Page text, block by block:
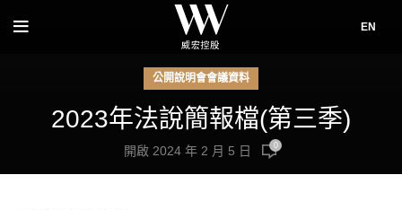
EN
公開說明會會議資料
2023年法說簡報檔(第三季)
開啟 2024 年 2 月 5 日 0